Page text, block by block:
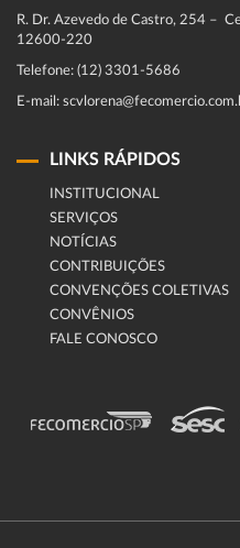
R. Dr. Azevedo de Castro, 254 –
12600-220
Telefone: (12) 3301-5686
E-mail:
LINKS RÁPIDOS
INSTITUCIONAL
SERVIÇOS
NOTÍCIAS
CONTRIBUIÇÕES
CONVENÇÕES COLETIVAS
CONVÊNIOS
FALE CONOSCO